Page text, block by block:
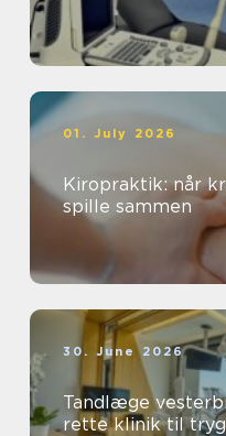
01. July 2026
Kiropraktik: når
spille sammen
30. June 2026
Tandlæge vesterbro sådan finder
rette klinik til